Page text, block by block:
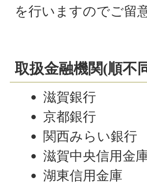
を行いますのでご留
取扱金融機関(順不
滋賀銀行
京都銀行
関西みらい銀行
滋賀中央信用金
湖東信用金庫